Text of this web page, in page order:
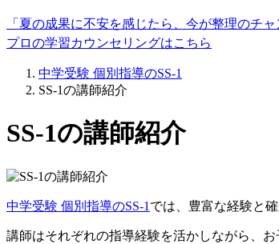
「夏の成果に不安を感じたら、今が整理のチャ
プロの学習カウンセリングはこちら
中学受験 個別指導のSS-1
SS-1の講師紹介
SS-1の講師紹介
中学受験 個別指導のSS-1 では、豊富な経験と
講師はそれぞれの指導経験を活かしながら、